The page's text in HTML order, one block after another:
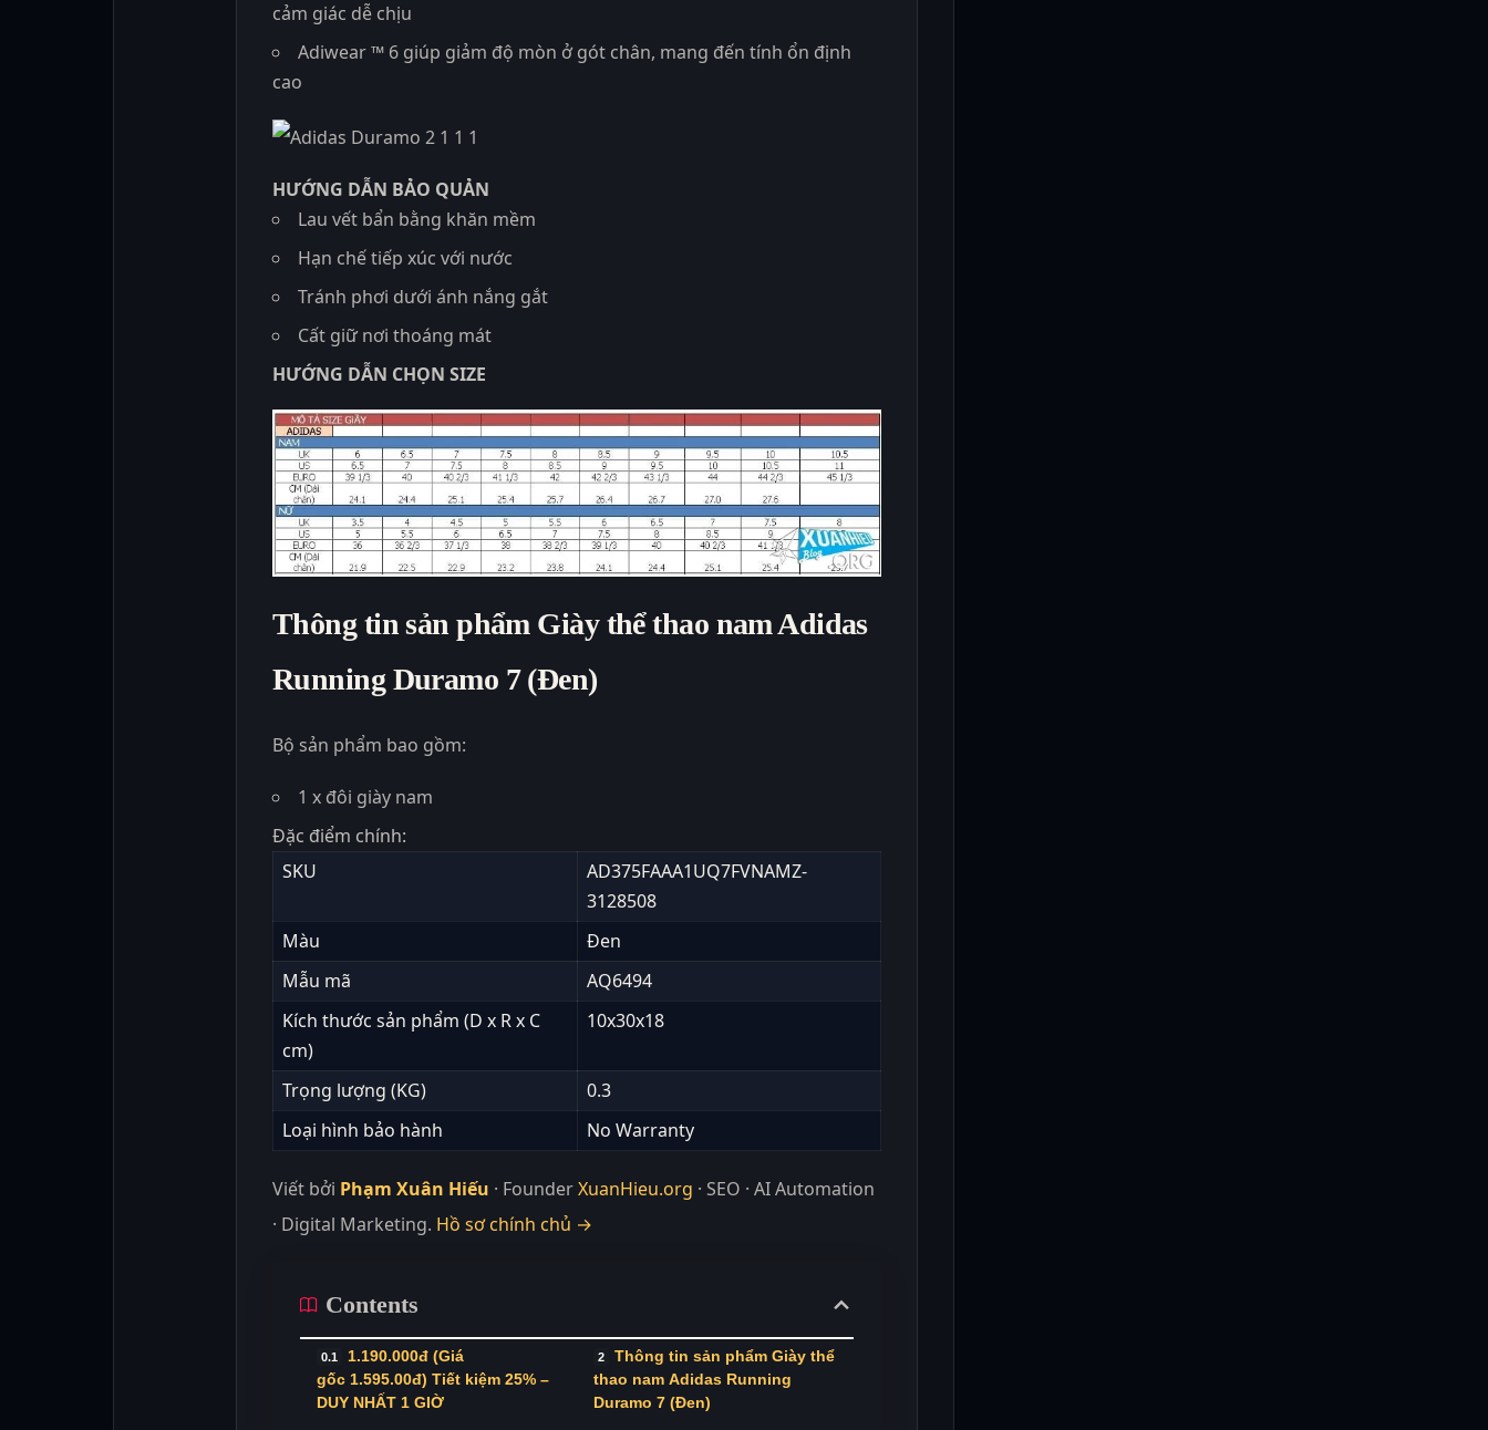
cảm giác dễ chịu
Adiwear ™ 6 giúp giảm độ mòn ở gót chân, mang đến tính ổn định
cao
HƯỚNG DẪN BẢO QUẢN
Lau vết bẩn bằng khăn mềm
Hạn chế tiếp xúc với nước
Tránh phơi dưới ánh nắng gắt
Cất giữ nơi thoáng mát
HƯỚNG DẪN CHỌN SIZE
Thông tin sản phẩm Giày thể thao nam Adidas
Running Duramo 7 (Đen)
Bộ sản phẩm bao gồm:
1 x đôi giày nam
Đặc điểm chính:
SKU
AD375FAAA1UQ7FVNAMZ-
3128508
Màu
Đen
Mẫu mã
AQ6494
Kích thước sản phẩm (D x R x C
cm)
10x30x18
Trọng lượng (KG)
0.3
Loại hình bảo hành
No Warranty
Viết bởi Phạm Xuân Hiếu · FounderXuanHieu.org · SEO · AI Automation
· Digital Marketing. Hồ sơ chính chủ →
Contents
1.190.000đ (Giá
gốc 1.595.00đ) Tiết kiệm 25% –
DUY NHẤT 1 GIỜ
Thông tin sản phẩm Giày thể
thao nam Adidas Running
Duramo 7 (Đen)